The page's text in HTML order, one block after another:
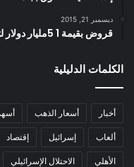
ديسمبر 21, 2015
قروض بقيمة 1 5مليار دولار لتنمية سيناء
الكلمات الدليلية
أخبار أسعار الذهب
ألعاب إسرائيل إقتصاد
الأهلي الاحتلال الإسرائيلي